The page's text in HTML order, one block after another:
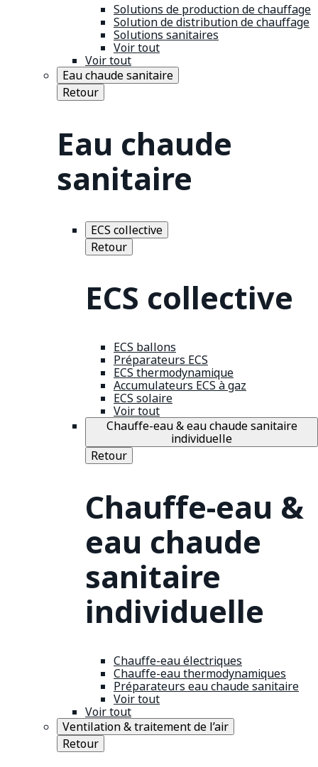
Solutions de production de chauffage
Solution de distribution de chauffage
Solutions sanitaires
Voir tout
Voir tout
Eau chaude sanitaire
Retour
Eau chaude
sanitaire
ECS collective
Retour
ECS collective
ECS ballons
Préparateurs ECS
ECS thermodynamique
Accumulateurs ECS à gaz
ECS solaire
Voir tout
Chauffe-eau & eau chaude sanitaire
individuelle
Retour
Chauffe-eau &
eau chaude
sanitaire
individuelle
Chauffe-eau électriques
Chauffe-eau thermodynamiques
Préparateurs eau chaude sanitaire
Voir tout
Voir tout
Ventilation & traitement de l’air
Retour